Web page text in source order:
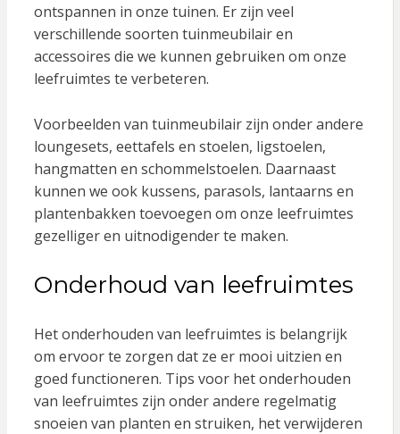
ontspannen in onze tuinen. Er zijn veel
verschillende soorten tuinmeubilair en
accessoires die we kunnen gebruiken om onze
leefruimtes te verbeteren.
Voorbeelden van tuinmeubilair zijn onder andere
loungesets, eettafels en stoelen, ligstoelen,
hangmatten en schommelstoelen. Daarnaast
kunnen we ook kussens, parasols, lantaarns en
plantenbakken toevoegen om onze leefruimtes
gezelliger en uitnodigender te maken.
Onderhoud van leefruimtes
Het onderhouden van leefruimtes is belangrijk
om ervoor te zorgen dat ze er mooi uitzien en
goed functioneren. Tips voor het onderhouden
van leefruimtes zijn onder andere regelmatig
snoeien van planten en struiken, het verwijderen